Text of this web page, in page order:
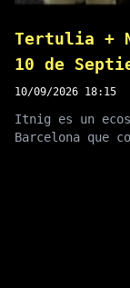
Tertulia +
10 de
10/09/2026 18:15
​Itnig es un
Barcelona que